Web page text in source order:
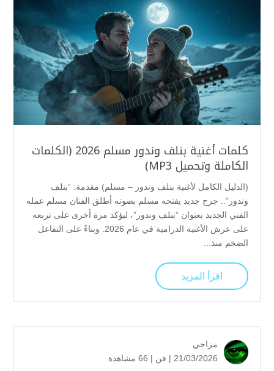
كلمات أغنية بنلف وندور مسلم 2026 (الكلمات
الكاملة وتحميل MP3)
(الدليل الكامل لأغنية بنلف وندور – مسلم) مقدمة: “بنلف
وندور”.. جرح جديد يفتحه مسلم بصوته أطلق الفنان مسلم عمله
الفني الجديد بعنوان “بنلف وندور”، ليؤكد مرة أخرى على تربعه
على عرش الأغنية الدرامية في عام 2026. وبناءً على التفاعل
الضخم منذ...
اقرأ المزيد
مزاجي
21/03/2026 |
فن | 66 مشاهدة